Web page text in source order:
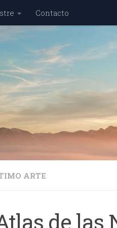
Contacto
ARTE
de las